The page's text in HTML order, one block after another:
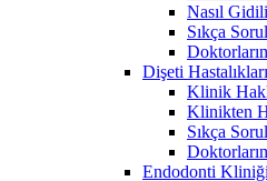
Nasıl
Sıkça
Dişeti
Klinik
Klinikten
Sıkça
Endodonti Kliniği